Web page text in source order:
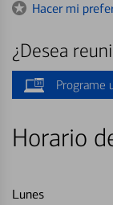
Hacer mi
¿Desea
Programe
Horario
Lunes